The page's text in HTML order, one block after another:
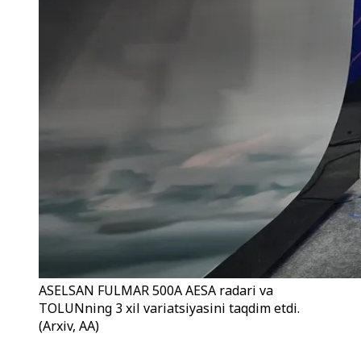
ASELSAN FULMAR 500A AESA radari va
TOLUNning 3 xil variatsiyasini taqdim etdi.
(Arxiv, AA)